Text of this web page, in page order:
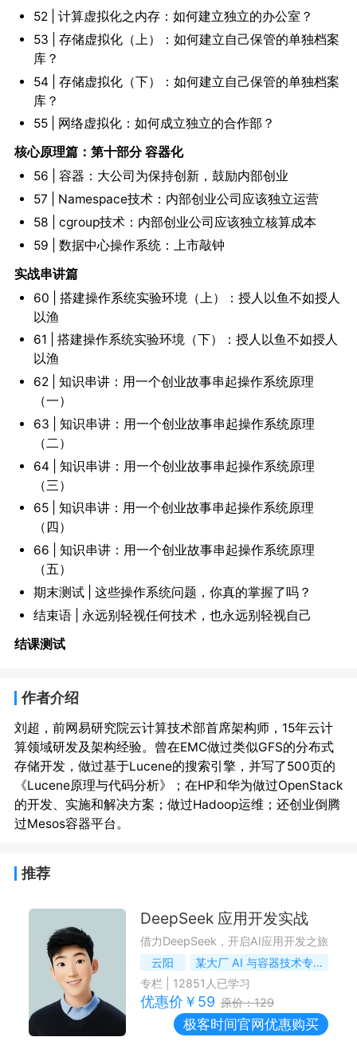
52 | 计算虚拟化之内存：如何建立独立的办公室？
53 | 存储虚拟化（上）：如何建立自己保管的单独档案
库？
54 | 存储虚拟化（下）：如何建立自己保管的单独档案
库？
55 | 网络虚拟化：如何成立独立的合作部？
核心原理篇：第十部分 容器化
56 | 容器：大公司为保持创新，鼓励内部创业
57 | Namespace技术：内部创业公司应该独立运营
58 | cgroup技术：内部创业公司应该独立核算成本
59 | 数据中心操作系统：上市敲钟
实战串讲篇
60 | 搭建操作系统实验环境（上）：授人以鱼不如授人
以渔
61 | 搭建操作系统实验环境（下）：授人以鱼不如授人
以渔
62 | 知识串讲：用一个创业故事串起操作系统原理
（一）
63 | 知识串讲：用一个创业故事串起操作系统原理
（二）
64 | 知识串讲：用一个创业故事串起操作系统原理
（三）
65 | 知识串讲：用一个创业故事串起操作系统原理
（四）
66 | 知识串讲：用一个创业故事串起操作系统原理
（五）
期末测试 | 这些操作系统问题，你真的掌握了吗？
结束语 | 永远别轻视任何技术，也永远别轻视自己
结课测试
作者介绍
刘超，前网易研究院云计算技术部首席架构师，15年云计
算领域研发及架构经验。曾在EMC做过类似GFS的分布式
存储开发，做过基于Lucene的搜索引擎，并写了500页的
《Lucene原理与代码分析》；在HP和华为做过OpenStack
的开发、实施和解决方案；做过Hadoop运维；还创业倒腾
推荐
DeepSeek 应用开发实战
借力DeepSeek，开启AI应用开发之旅
云阳
某大厂 AI 与容器技术专家
专栏
12851 人已学习
优惠价￥ 59 原价：129
极客时间官网优惠购买